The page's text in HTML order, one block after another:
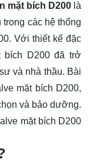
mặt bích D200là
các hệ thống
Với thiết kế đặc
bích D200 đã trở
và nhà thầu. Bài
mặt bích D200,
và bảo dưỡng.
mặt bích D200